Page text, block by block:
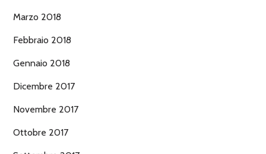
Marzo 2018
Febbraio 2018
Gennaio 2018
Dicembre 2017
Novembre 2017
Ottobre 2017